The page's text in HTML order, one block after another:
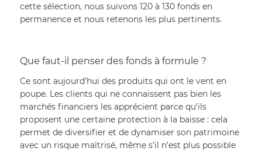
cette sélection, nous suivons 120 à 130 fonds en
permanence et nous retenons les plus pertinents.
Que faut-il penser des fonds à formule ?
Ce sont aujourd’hui des produits qui ont le vent en
poupe. Les clients qui ne connaissent pas bien les
marchés financiers les apprécient parce qu’ils
proposent une certaine protection à la baisse : cela
permet de diversifier et de dynamiser son patrimoine
avec un risque maîtrisé, même s’il n’est plus possible